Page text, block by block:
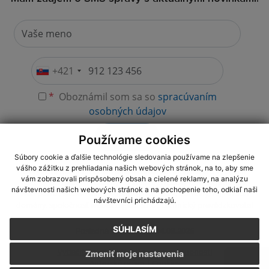
Používame cookies
Súbory cookie a ďalšie technológie sledovania používame na zlepšenie
vášho zážitku z prehliadania našich webových stránok, na to, aby sme
vám zobrazovali prispôsobený obsah a cielené reklamy, na analýzu
návštevnosti našich webových stránok a na pochopenie toho, odkiaľ naši
návštevníci prichádzajú.
SÚHLASÍM
Zmeniť moje nastavenia
+421
* Oboznámil som sa so spracúvaním
osobných údajov
Odoberať
využite možnosť získavania aktuálnych informácií s využitím
RSS, CMS systém (redakčný) systém ECHELON 2,Mapa stránok,
web portál,webhosting,webex.digital, s.r.o.,domény,registrácia
spoločnosť webex.digital, s.r.o.,technický prevádzkovateľ
Posledná aktualizácia:04.08.2026
Vytlačiť stránku|Vyhlásenie o prístupnosti
Autorské práva|Cookies